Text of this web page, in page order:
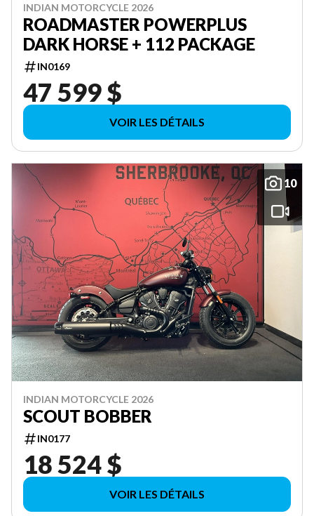
INDIAN MOTORCYCLE 2026
ROADMASTER POWERPLUS
DARK HORSE + 112 PACKAGE
IN0169
47 599 $
VOIR LES DÉTAILS
10
INDIAN MOTORCYCLE 2026
SCOUT BOBBER
IN0177
18 524 $
VOIR LES DÉTAILS